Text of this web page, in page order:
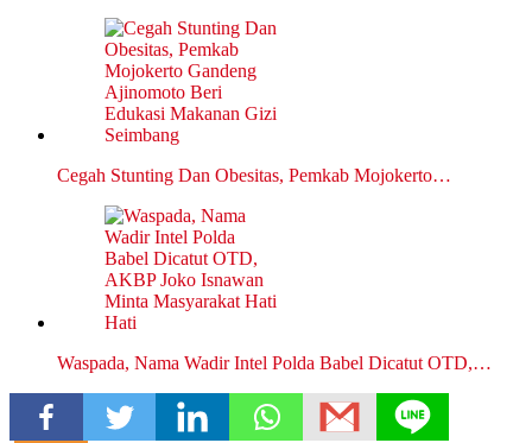
Cegah Stunting Dan Obesitas, Pemkab Mojokerto…
Waspada, Nama Wadir Intel Polda Babel Dicatut OTD,…